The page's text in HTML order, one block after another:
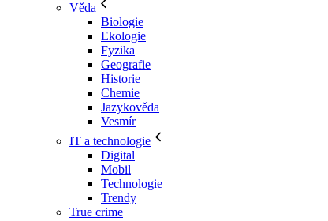
Věda
Biologie
Ekologie
Fyzika
Geografie
Historie
Chemie
Jazykověda
Vesmír
IT a technologie
Digital
Mobil
Technologie
Trendy
True crime